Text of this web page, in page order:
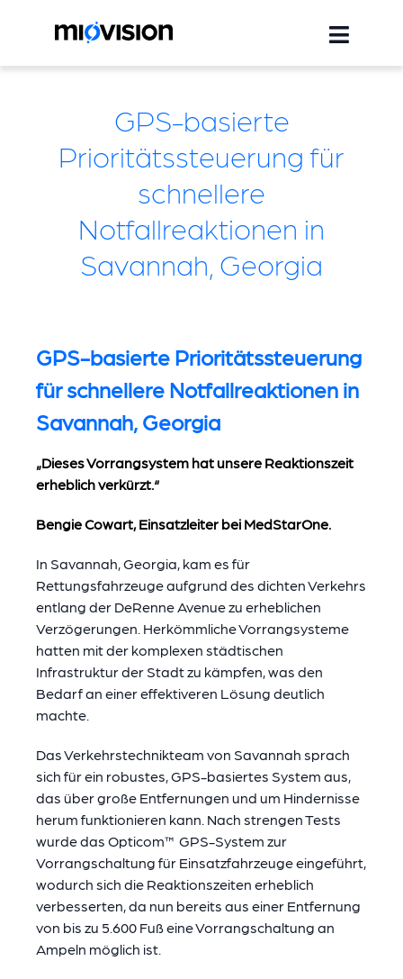
GPS-basierte
Prioritätssteuerung für
schnellere
Notfallreaktionen in
Savannah, Georgia
GPS-basierte Prioritätssteuerung
für schnellere Notfallreaktionen in
Savannah, Georgia
„Dieses Vorrangsystem hat unsere Reaktionszeit
erheblich verkürzt.“
Bengie Cowart, Einsatzleiter bei MedStarOne.
In Savannah, Georgia, kam es für
Rettungsfahrzeuge aufgrund des dichten Verkehrs
entlang der DeRenne Avenue zu erheblichen
Verzögerungen. Herkömmliche Vorrangsysteme
hatten mit der komplexen städtischen
Infrastruktur der Stadt zu kämpfen, was den
Bedarf an einer effektiveren Lösung deutlich
machte.
Das Verkehrstechnikteam von Savannah sprach
sich für ein robustes, GPS-basiertes System aus,
das über große Entfernungen und um Hindernisse
herum funktionieren kann. Nach strengen Tests
wurde das Opticom™ GPS-System zur
Vorrangschaltung für Einsatzfahrzeuge eingeführt,
wodurch sich die Reaktionszeiten erheblich
verbesserten, da nun bereits aus einer Entfernung
von bis zu 5.600 Fuß eine Vorrangschaltung an
Ampeln möglich ist.